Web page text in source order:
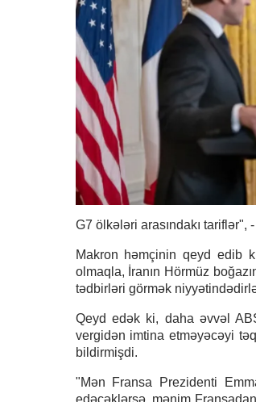
G7 ölkələri arasındakı tariflər",
Makron həmçinin qeyd edib
olmaqla, İranın Hörmüz
tədbirləri görmək
Qeyd edək ki, daha əvvəl
vergidən imtina etməyəcəyi
bildirmişdi.
"Mən Fransa Prezidenti
edəcəklərsə, mənim